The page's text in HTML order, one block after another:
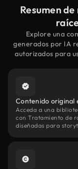
Resumen
Explore una
generados por IA
autorizados para
Contenido original
Acceda a una
con Tratamiento de
diseñadas para